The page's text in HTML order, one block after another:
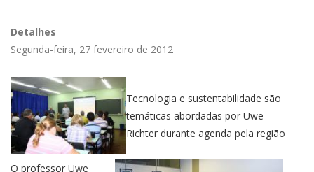
Detalhes
Segunda-feira, 27 fevereiro de 2012
Tecnologia e sustentabilidade são
temáticas abordadas por Uwe
Richter durante agenda pela região
O professor Uwe